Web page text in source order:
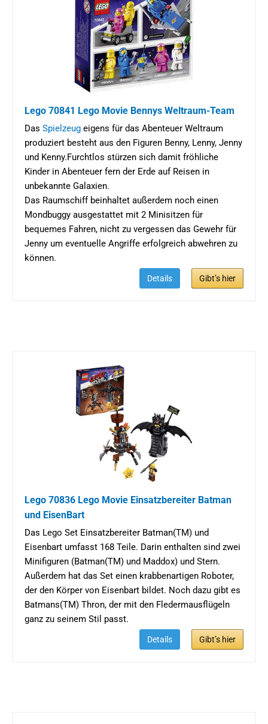
Lego 70841 Lego Movie Bennys Weltraum-Team
Das Spielzeug eigens für das Abenteuer Weltraum
produziert besteht aus den Figuren Benny, Lenny, Jenny
und Kenny.Furchtlos stürzen sich damit fröhliche
Kinder in Abenteuer fern der Erde auf Reisen in
unbekannte Galaxien.
Das Raumschiff beinhaltet außerdem noch einen
Mondbuggy ausgestattet mit 2 Minisitzen für
bequemes Fahren, nicht zu vergessen das Gewehr für
Jenny um eventuelle Angriffe erfolgreich abwehren zu
können.
Details Gibt’s hier
Lego 70836 Lego Movie Einsatzbereiter Batman
und EisenBart
Das Lego Set Einsatzbereiter Batman(TM) und
Eisenbart umfasst 168 Teile. Darin enthalten sind zwei
Minifiguren (Batman(TM) und Maddox) und Stern.
Außerdem hat das Set einen krabbenartigen Roboter,
der den Körper von Eisenbart bildet. Noch dazu gibt es
Batmans(TM) Thron, der mit den Fledermausflügeln
ganz zu seinem Stil passt.
Details Gibt’s hier